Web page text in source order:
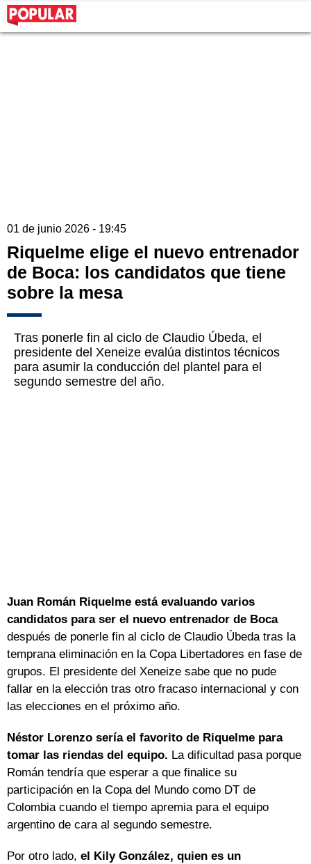
01 de junio 2026 - 19:45
Riquelme elige el nuevo entrenador
de Boca: los candidatos que tiene
sobre la mesa
Tras ponerle fin al ciclo de Claudio Úbeda, el
presidente del Xeneize evalúa distintos técnicos
para asumir la conducción del plantel para el
segundo semestre del año.
Juan Román Riquelme está evaluando varios
candidatos para ser el nuevo entrenador de Boca
después de ponerle fin al ciclo de Claudio Úbeda tras la
temprana eliminación en la Copa Libertadores en fase de
grupos. El presidente del Xeneize sabe que no pude
fallar en la elección tras otro fracaso internacional y con
las elecciones en el próximo año.
Néstor Lorenzo sería el favorito de Riquelme para
tomar las riendas del equipo. La dificultad pasa porque
Román tendría que esperar a que finalice su
participación en la Copa del Mundo como DT de
Colombia cuando el tiempo apremia para el equipo
argentino de cara al segundo semestre.
Por otro lado, el Kily González, quien es un